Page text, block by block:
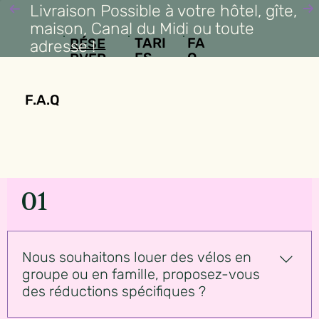
RÉSE
RVER
FA
Q
TARI
FS
Livraison Possible à votre hôtel, gîte,
maison, Canal du Midi ou toute
adresse !
F.A.Q
01
Nous souhaitons louer des vélos en
groupe ou en famille, proposez-vous
des réductions spécifiques ?